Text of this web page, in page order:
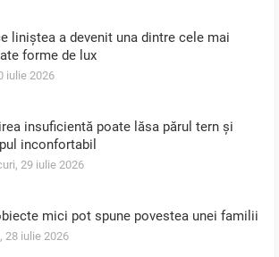
liniștea a devenit una dintre cele mai
forme de lux
iulie 2026
insuficientă poate lăsa părul tern și
inconfortabil
29 iulie 2026
mici pot spune povestea unei familii
28 iulie 2026